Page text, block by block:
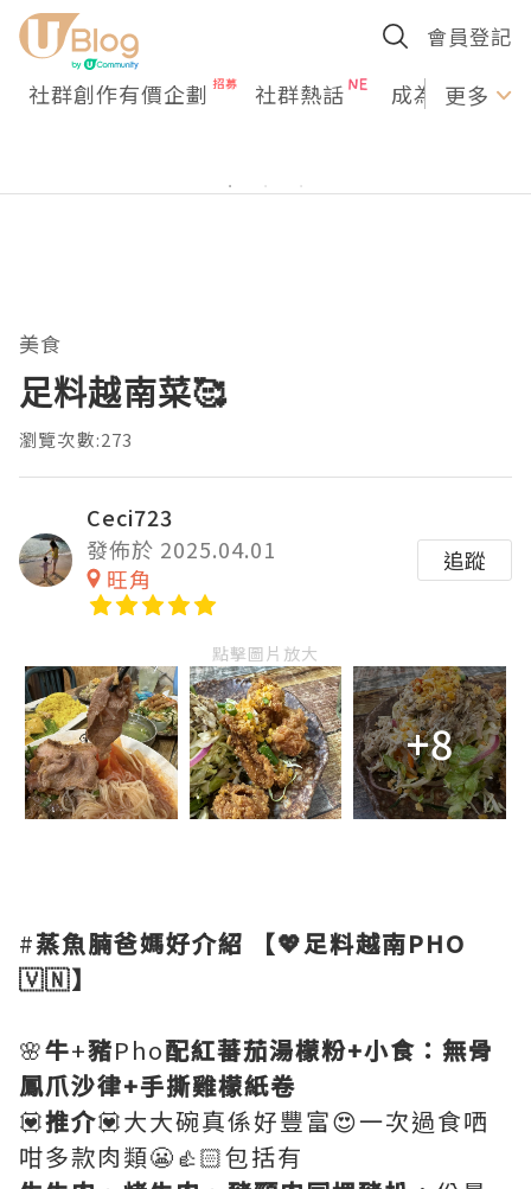
會員登記
社群創作有價企劃 社群熱話 成為U更多
美食
足料越南菜🥰
瀏覽次數:273
Ceci723
發佈於 2025.04.01
旺角
追蹤
點擊圖片放大
+8
#蒸魚腩爸媽好介紹
【💖足料越南PHO
🇻🇳】
🌸牛+豬Pho配紅蕃茄湯檬粉+小食：無骨
鳳爪沙律+手撕雞檬紙卷
💟推介💟大大碗真係好豐富😍一次過食哂
咁多款肉類😬👍🏻包括有